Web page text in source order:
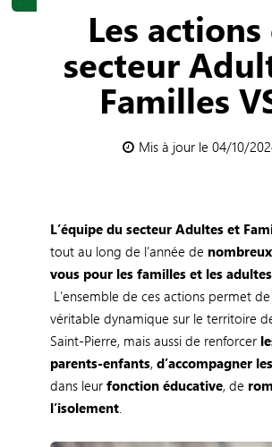
Les
secteur
Familles
Mis à jour le 04/10/
L’équipe du secteur Adultes et
tout au long de l’année de
vous pour les familles et les adultes.
L’ensemble de ces actions permet
véritable dynamique sur le territoire
Saint-Pierre, mais aussi de renforcer
parents-enfants, d’accompagner
dans leur fonction éducative, de
l’isolement.